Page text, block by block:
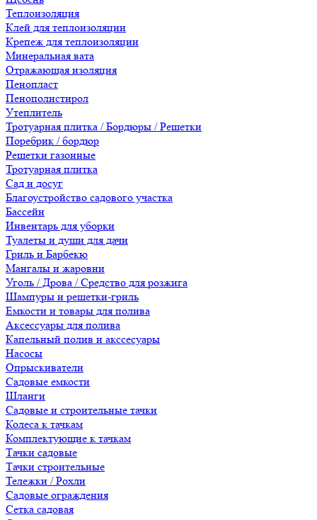
Теплоизоляция
Клей для теплоизоляции
Крепеж для теплоизоляции
Минеральная вата
Отражающая изоляция
Пенопласт
Пенополистирол
Утеплитель
Тротуарная плитка / Бордюры / Решетки
Поребрик / бордюр
Решетки газонные
Тротуарная плитка
Сад и досуг
Благоустройство садового участка
Бассейн
Инвентарь для уборки
Туалеты и души для дачи
Гриль и Барбекю
Мангалы и жаровни
Уголь / Дрова / Средство для розжига
Шампуры и решетки-гриль
Емкости и товары для полива
Аксессуары для полива
Капельный полив и акссесуары
Насосы
Опрыскиватели
Садовые емкости
Шланги
Садовые и строительные тачки
Колеса к тачкам
Комплектующие к тачкам
Тачки садовые
Тачки строительные
Тележки / Рохли
Садовые ограждения
Сетка садовая